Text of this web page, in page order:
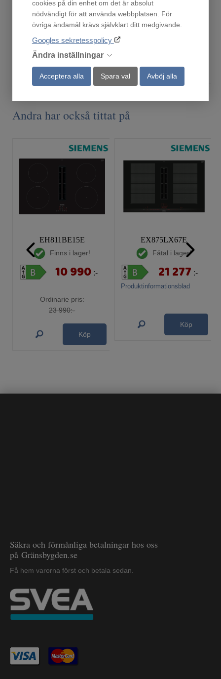
cookies på din enhet om det är absolut
nödvändigt för att använda webbplatsen. För
övriga ändamål krävs självklart ditt medgivande.
Googles sekretesspolicy
Ändra inställningar
Acceptera alla Spara val Avböj alla
Finns i lager!
1 175 :-
Köp
Beställningsvara
1 890 :-
Köp
Andra har också tittat på
EH811BE15E
Finns i lager!
10 990 :-
Ordinarie pris:
23 990:-
Köp
EX875LX67E
Fåtal i lager!
Produktinformationsblad
21 277 :-
Köp
Säkra och förmånliga betalningar hos oss
på Gränsbygden.se
Få hem varorna först och betala sedan.